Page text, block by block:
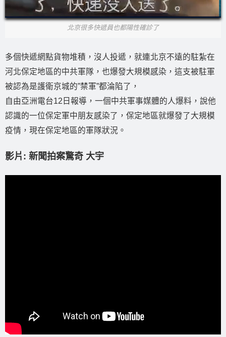
北京很多快遞員也都陽性確診了
多個快遞網點貨物堆積，沒人投遞，就連北京不遠的駐紮在
河北保定地區的中共軍隊，也爆發大規模感染，這支被駐軍
被認為是護衛京城的”禁軍”都淪陷了，
自由亞洲電台12日報導，一個中共軍事媒體的人爆料，說他
認識的一位保定軍中朋友感染了，保定地區就爆發了大規模
疫情，現在保定地區的軍隊狀況。
影片: 新聞拍案驚奇 大宇